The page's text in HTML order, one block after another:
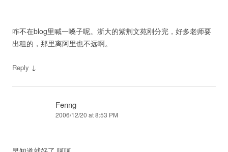
咋不在blog里喊一嗓子呢。浙大的紫荆文苑刚分完，好多老师要
出租的，那里离阿里也不远啊。
Reply ↓
Fenng
2006/12/20 at 8:53 PM